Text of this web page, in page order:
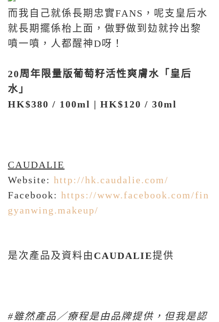
而我自己就係長期忠實FANS ，呢支皇后水
就長期擺係枱上面，做野做到攰就拎出黎
噴一噴，人都醒神D呀！
20周年限量版葡萄籽活性爽膚水「皇后
水」
HK$380 / 100ml | HK$120 / 30ml
CAUDALIE
Website: http://hk.caudalie.com/
Facebook: https://www.facebook.com/fin
gyanwing.makeup/
是次產品及資料由 CAUDALIE提供
#雖然產品／療程是由品牌提供，但我是認